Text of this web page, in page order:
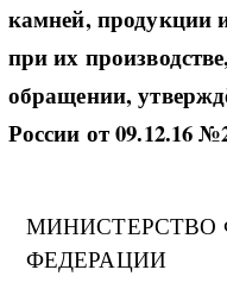
камней, продукции
при их
обращении,
России от 09.12.16
ФЕДЕРАЦИИ